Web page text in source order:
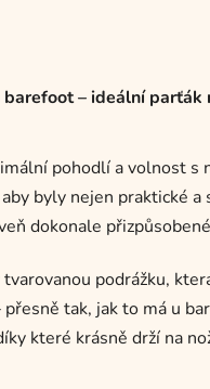
– ideální parťák
pohodlí a volnost s
byly nejen praktické
dokonale
podrážku,
tak, jak to má u
které krásně drží na